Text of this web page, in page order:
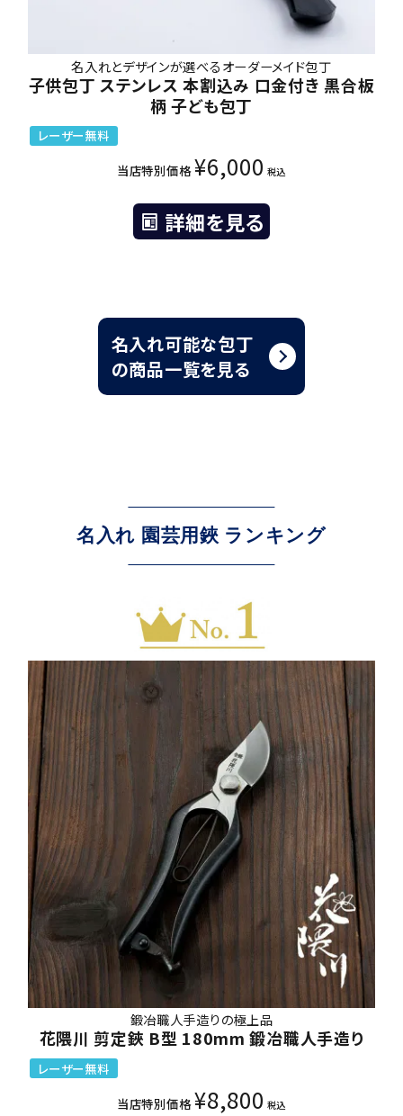
名入れとデザインが選べるオーダーメイド包丁
子供包丁 ステンレス 本割込み 口金付き 黒合板
柄 子ども包丁
レーザー無料
当店特別価格 ¥6,000 税込
詳細を見る
名入れ可能な包丁
の商品一覧を見る
名入れ 園芸用鋏 ランキング
鍛冶職人手造りの極上品
花隈川 剪定鋏 B型 180mm 鍛冶職人手造り
レーザー無料
当店特別価格 ¥8,800 税込